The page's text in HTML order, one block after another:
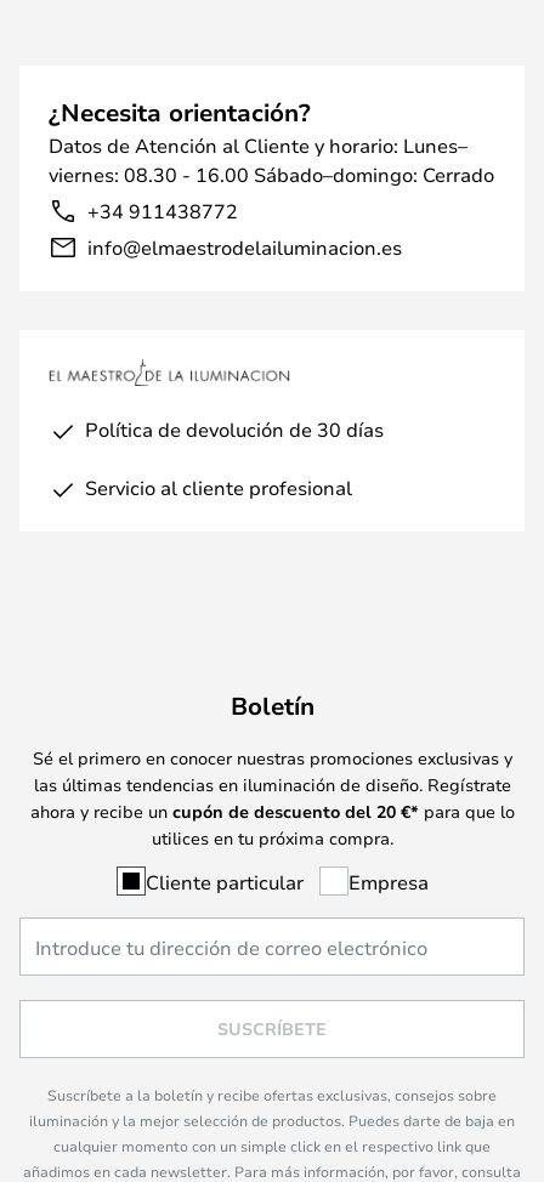
¿Necesita orientación?
Datos de Atención al Cliente y horario: Lunes–
viernes: 08.30 - 16.00 Sábado–domingo: Cerrado
+34 911438772
info@elmaestrodelailuminacion.es
Política de devolución de 30 días
Servicio al cliente profesional
Boletín
Sé el primero en conocer nuestras promociones exclusivas y
las últimas tendencias en iluminación de diseño. Regístrate
ahora y recibe un cupón de descuento del 20 €* para que lo
utilices en tu próxima compra.
Cliente particular Empresa
SUSCRÍBETE
Suscríbete a la boletín y recibe ofertas exclusivas, consejos sobre
iluminación y la mejor selección de productos. Puedes darte de baja en
cualquier momento con un simple click en el respectivo link que
añadimos en cada newsletter. Para más información, por favor, consulta